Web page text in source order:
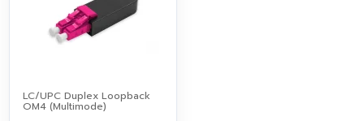
LC/UPC Duplex Loopback
OM4 (Multimode)